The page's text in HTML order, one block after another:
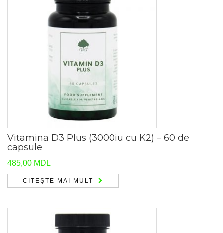
Vitamina D3 Plus (3000iu cu K2) – 60 de
capsule
485,00 MDL
CITEȘTE MAI MULT